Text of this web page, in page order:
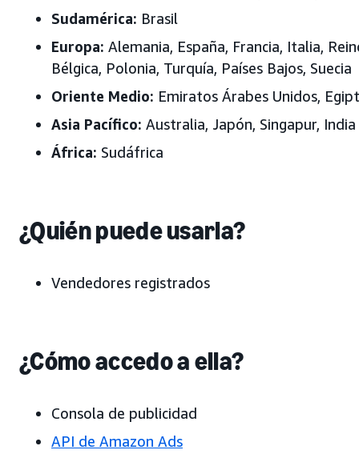
Sudamérica: Brasil
Europa: Alemania, España, Francia, Italia,
Bélgica, Polonia, Turquía, Países Bajos, Suecia
Oriente Medio: Emiratos Árabes Unidos,
Asia Pacífico: Australia, Japón, Singapur, India
África: Sudáfrica
¿Quién puede usarla?
Vendedores registrados
¿Cómo accedo a ella?
Consola de publicidad
API de Amazon Ads